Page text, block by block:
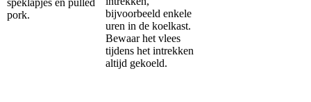
speklapjes en pulled
pork.
bijvoorbeeld enkele
uren in de koelkast.
Bewaar het vlees
tijdens het intrekken
altijd gekoeld.